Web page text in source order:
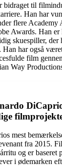
bidraget til
Han har
flere
Awards. Han
skuespiller, der
Han har også
film
Way
mest
fra 2015.
og er baseret
i ødemarken